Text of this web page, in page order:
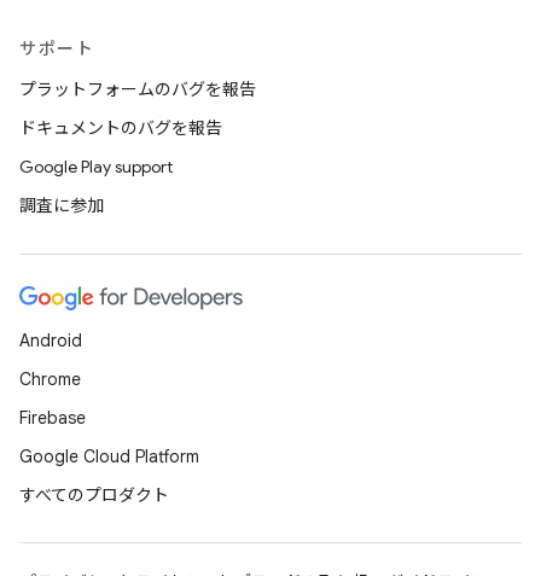
サポート
プラットフォームのバグを報告
ドキュメントのバグを報告
Google Play support
調査に参加
Android
Chrome
Firebase
Google Cloud Platform
すべてのプロダクト